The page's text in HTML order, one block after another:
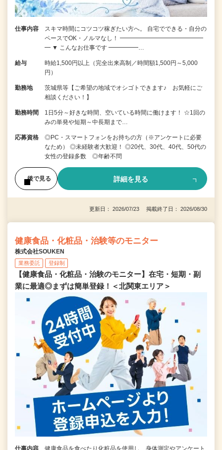
仕事内容
スキマ時間にコツコツ稼ぎたい方へ。 自宅でできる・自分の
ペースでOK・ノルマなし！ ━━━━━━━━━━━━━━
━ ▼ こんなお仕事です ━━━━━…
給与
時給1,500円以上（完全出来高制／時間額1,500円～5,000
円）
勤務地
茨城県等【ご希望の地域でオシゴトできます♪ お気軽にご
相談ください！】
勤務時間
1日5分～好きな時間、空いている時間に働けます！ ☆1回の
みの単発や短期～中長期まで…
応募資格
◎PC・スマートフォンをお持ちの方（※アンケートに必要
なため） ◎未経験者大歓迎！ ◎20代、30代、40代、50代の
女性の登録多数 ◎年齢不問
後で見る 詳細を見る
更新日： 2026/07/23 掲載終了日： 2026/08/30
健康食品・化粧品・治験等のモニター
株式会社SOUKEN
業務委託 登録制
【健康食品・化粧品・治験のモニター】在宅・短期・副
業に最適◎まずは簡単登録！＜北関東エリア＞